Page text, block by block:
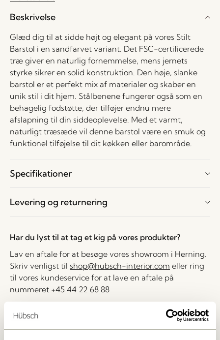
Beskrivelse
Glæd dig til at sidde højt og elegant på vores Stilt
Barstol i en sandfarvet variant. Det FSC-certificerede
træ giver en naturlig fornemmelse, mens jernets
styrke sikrer en solid konstruktion. Den høje, slanke
barstol er et perfekt mix af materialer og skaber en
unik stil i dit hjem. Stålbenene fungerer også som en
behagelig fodstøtte, der tilføjer endnu mere
afslapning til din siddeoplevelse. Med et varmt,
naturligt træsæde vil denne barstol være en smuk og
funktionel tilføjelse til dit køkken eller barområde.
Specifikationer
Levering og returnering
Har du lyst til at tag et kig på vores produkter?
Lav en aftale for at besøge vores showroom i Herning.
Skriv venligst til shop@hubsch-interior.com eller ring
til vores kundeservice for at lave en aftale på
nummeret +45 44 22 68 88
Levering indenfor 1-4 hverdage
30 dages returret